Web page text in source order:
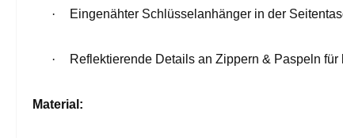
· Eingenähter Schlüsselanhänger in der
· Reflektierende Details an Zippern & Paspeln
Material: